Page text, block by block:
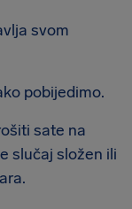
svom
pobijedimo.
sate na
slučaj složen ili